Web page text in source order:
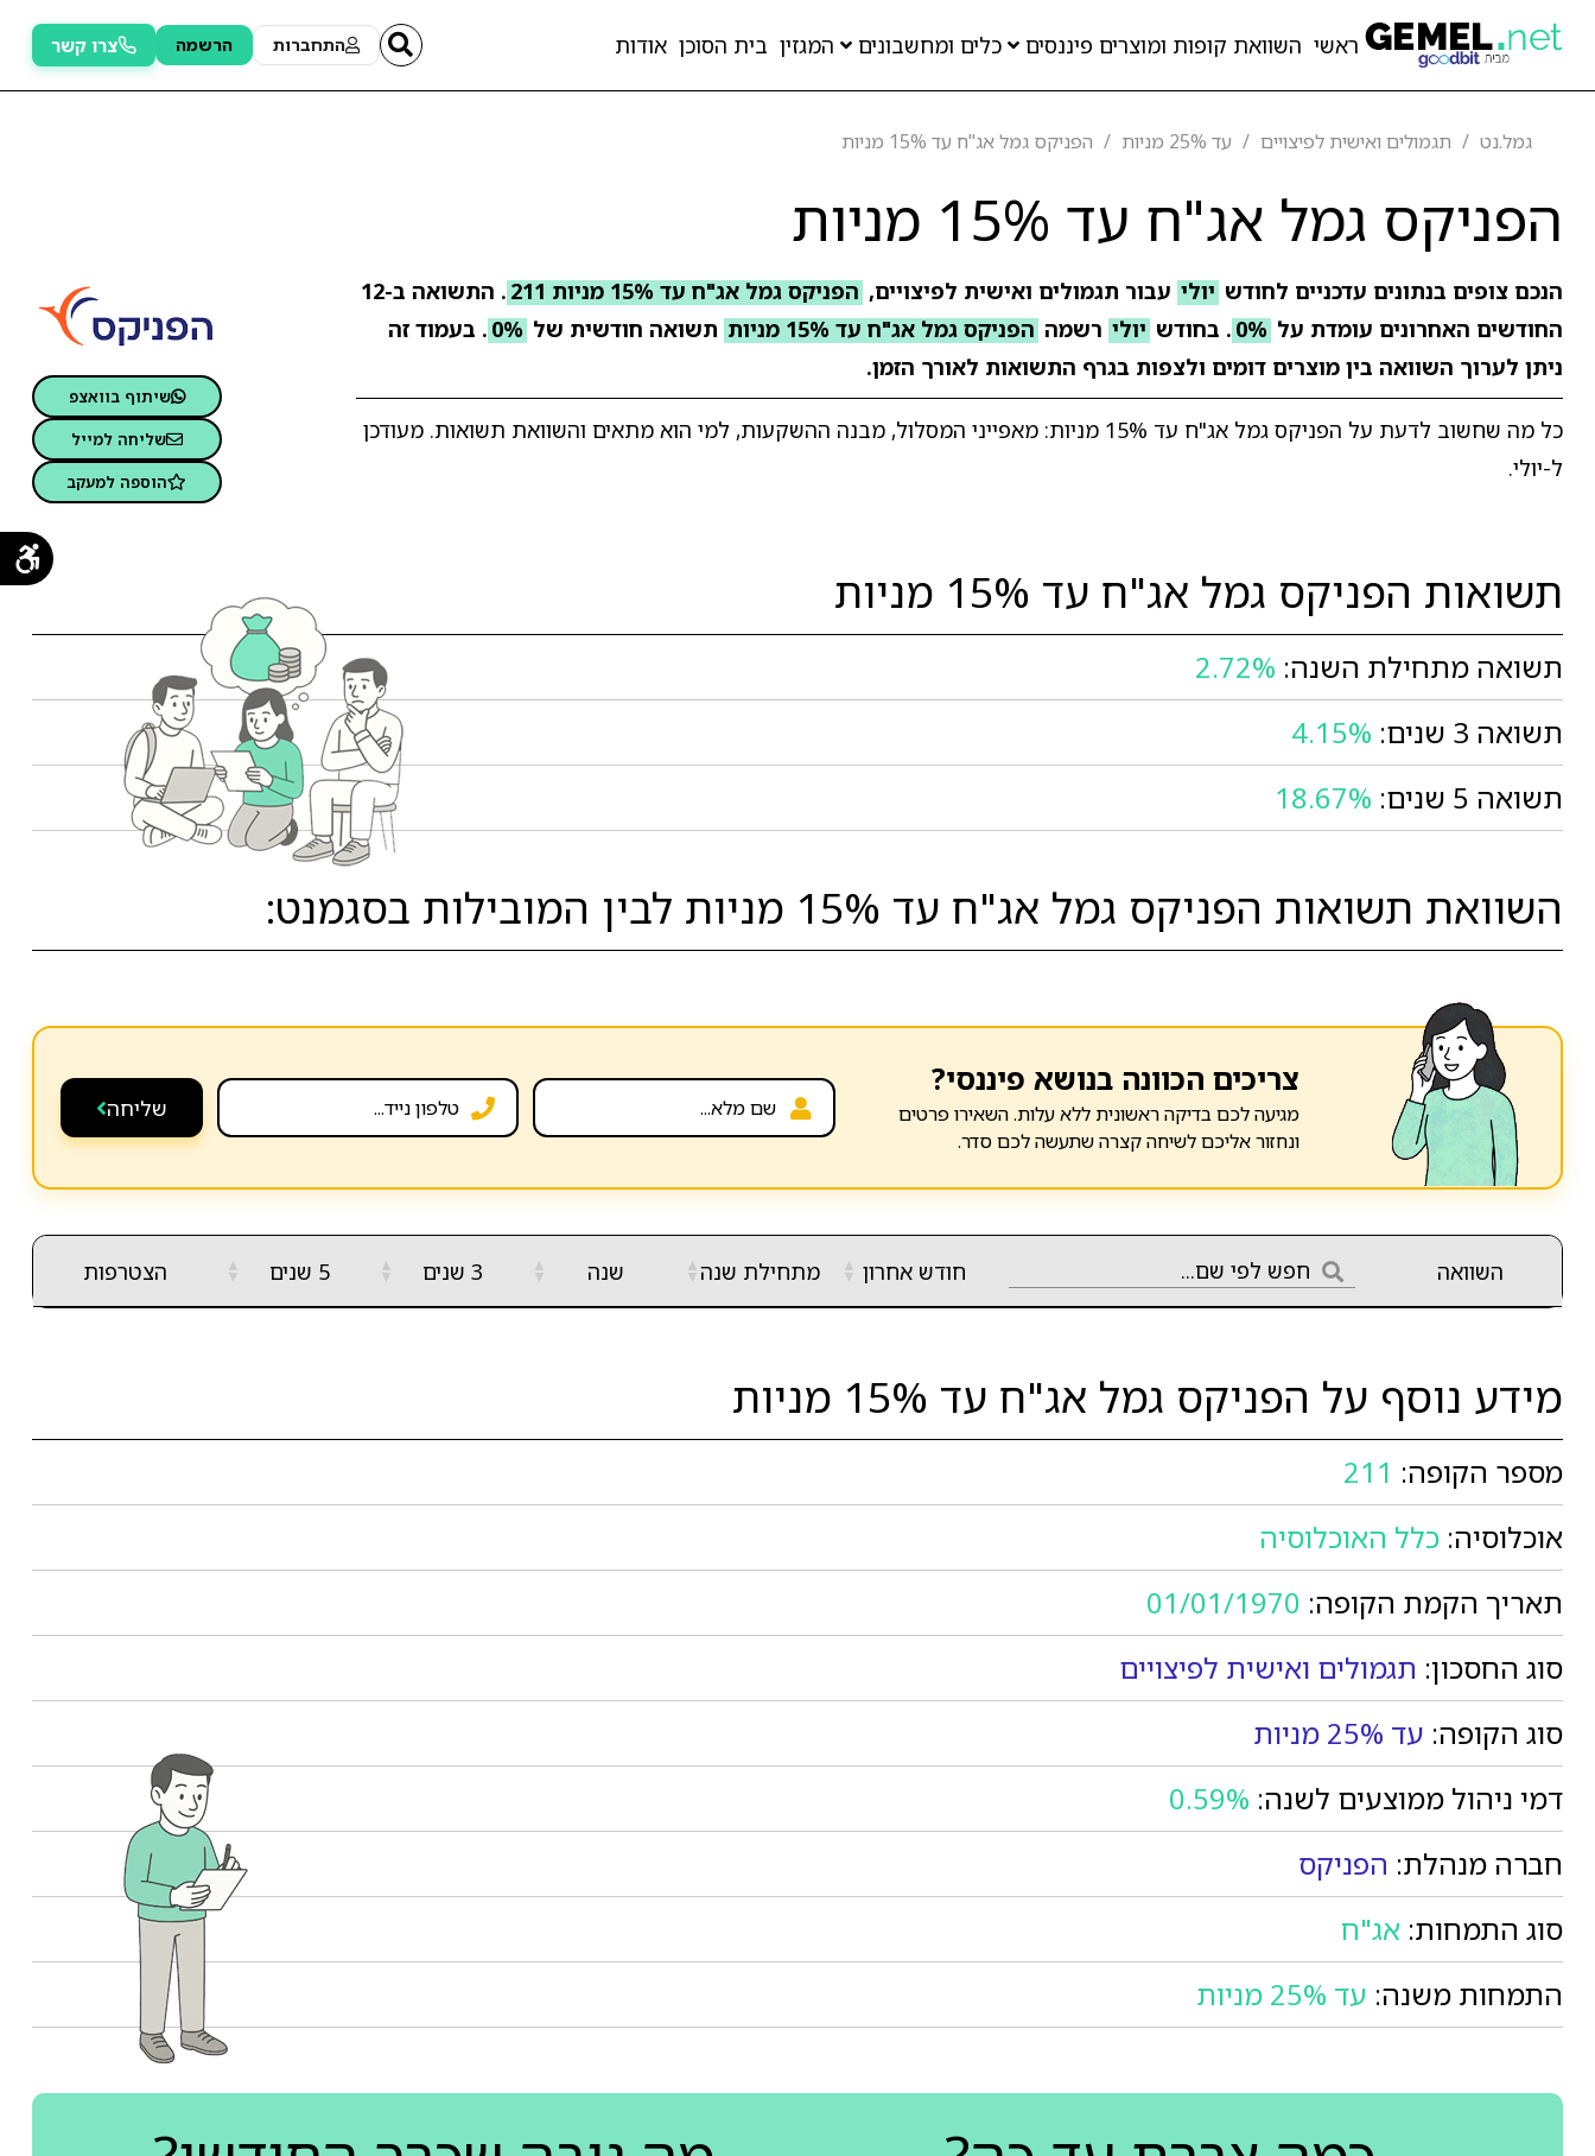
ראשי השוואת קופות ומוצרים פיננסים כלים ומחשבונים המגזין בית הסוכן אודות התחברות הרשמה צרו קשר
גמל.נט תגמולים ואישית לפיצויים עד 25% מניות הפניקס גמל אג"ח עד 15% מניות
הפניקס גמל אג"ח עד 15% מניות
הנכם צופים בנתונים עדכניים לחודש יולי עבור תגמולים ואישית לפיצויים, הפניקס גמל אג"ח עד 15% מניות 211
. התשואה ב-12
החודשים האחרונים עומדת על 0% . בחודש יולי רשמה הפניקס גמל אג"ח עד 15% מניות תשואה חודשית של 0% . בעמוד זה
ניתן לערוך השוואה בין מוצרים דומים ולצפות בגרף התשואות לאורך הזמן.
כל מה שחשוב לדעת על הפניקס גמל אג"ח עד 15% מניות: מאפייני המסלול, מבנה ההשקעות, למי הוא מתאים והשוואת תשואות. מעודכן
ל-יולי.
שיתוף בוואצפ
שליחה למייל
הוספה למעקב
תשואות הפניקס גמל אג"ח עד 15% מניות
תשואה מתחילת השנה: 2.72%
תשואה 3 שנים:
4.15%
תשואה 5 שנים:
18.67%
השוואת תשואות הפניקס גמל אג"ח עד 15% מניות לבין המובילות בסגמנט:
צריכים הכוונה בנושא פיננסי?
מגיעה לכם בדיקה ראשונית ללא עלות. השאירו פרטים
ונחזור אליכם לשיחה קצרה שתעשה לכם סדר.
שליחה
השוואה חודש אחרון ▲
▼ מתחילת שנה▲
▼ שנה ▲
▼ 3 שנים ▲
▼ 5 שנים ▲
▼ הצטרפות
מידע נוסף על הפניקס גמל אג"ח עד 15% מניות
מספר הקופה: 211
אוכלוסיה: כלל האוכלוסיה
תאריך הקמת הקופה: 01/01/1970
סוג החסכון: תגמולים ואישית לפיצויים
סוג הקופה: עד 25% מניות
דמי ניהול ממוצעים לשנה: 0.59%
חברה מנהלת: הפניקס
סוג התמחות: אג"ח
התמחות משנה: עד 25% מניות